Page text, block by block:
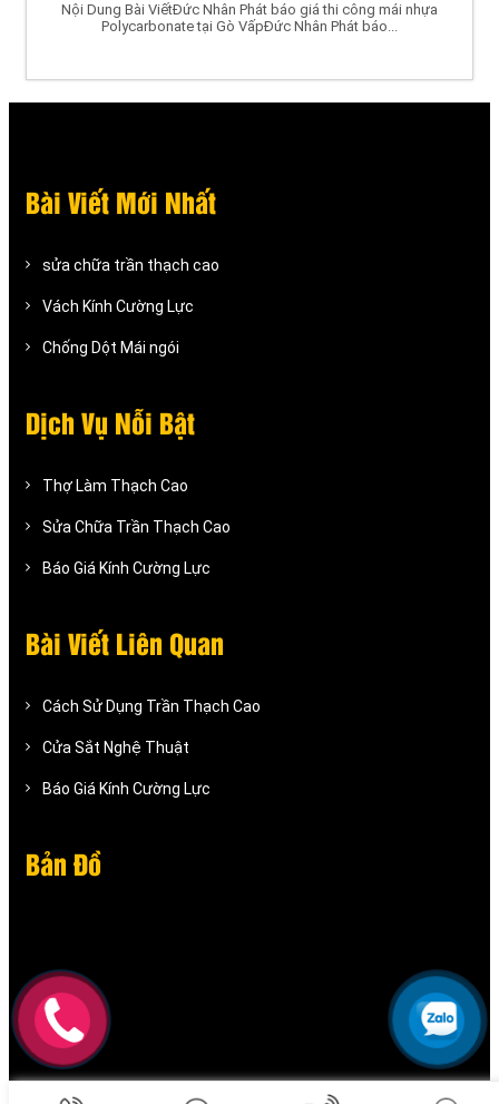
Nội Dung Bài ViếtĐức Nhân Phát báo giá thi công mái nhựa
Polycarbonate tại Gò VấpĐức Nhân Phát báo...
Bài Viết Mới Nhất
sửa chữa trần thạch cao
Vách Kính Cường Lực
Chống Dột Mái ngói
Dịch Vụ Nỗi Bật
Thợ Làm Thạch Cao
Sửa Chữa Trần Thạch Cao
Báo Giá Kính Cường Lực
Bài Viết Liên Quan
Cách Sử Dụng Trần Thạch Cao
Cửa Sắt Nghệ Thuật
Báo Giá Kính Cường Lực
Bản Đồ